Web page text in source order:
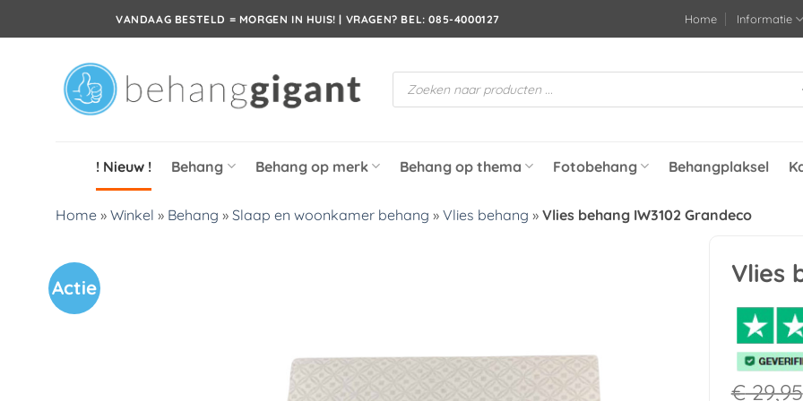
VANDAAG BESTELD = MORGEN IN HUIS! | VRAGEN? BEL: 085-4000127 Home Informatie
Producten
zoeken
! Nieuw ! Behang Behang op merk Behang op thema Fotobehang Behangplaksel
Home » Winkel » Behang » Slaap en woonkamer behang » Vlies behang » Vlies behang IW3102 Grandeco
Actie Vlies
€29,95